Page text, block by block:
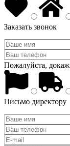
Заказать звонок
Пожалуйста,
Письмо директору